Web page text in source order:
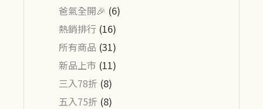
爸氣全開🎉 (6)
熱銷排行 (16)
所有商品 (31)
新品上市 (11)
三入78折 (8)
五入75折 (8)